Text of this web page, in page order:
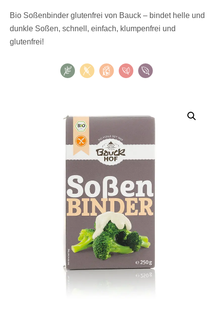
Bio Soßenbinder glutenfrei von Bauck – bindet helle und
dunkle Soßen, schnell, einfach, klumpenfrei und
glutenfrei!